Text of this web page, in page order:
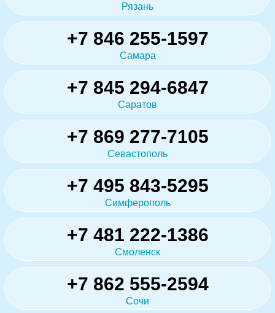
Рязань
+7 846 255-1597
Самара
+7 845 294-6847
Саратов
+7 869 277-7105
Севастополь
+7 495 843-5295
Симферополь
+7 481 222-1386
Смоленск
+7 862 555-2594
Сочи